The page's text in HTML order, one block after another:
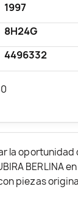
1997
8H24G
4496332
la oportunidad
BERLINA
piezas